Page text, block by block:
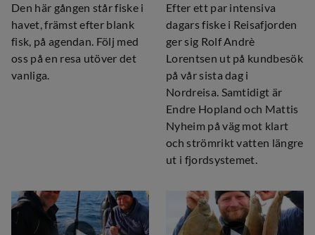
Den här gången står fiske i
havet, främst efter blank
fisk, på agendan. Följ med
oss ​​på en resa utöver det
vanliga.
Efter ett par intensiva
dagars fiske i Reisafjorden
ger sig Rolf Andrè
Lorentsen ut på kundbesök
på vår sista dag i
Nordreisa. Samtidigt är
Endre Hopland och Mattis
Nyheim på väg mot klart
och strömrikt vatten längre
ut i fjordsystemet.